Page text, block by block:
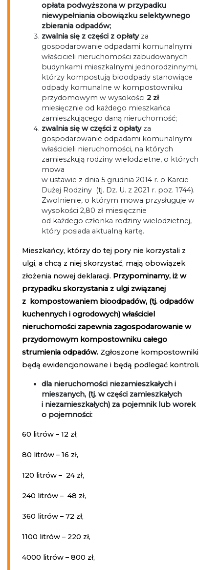
opłata podwyższona w przypadku
niewypełniania obowiązku selektywnego
zbierania odpadów;
zwalnia się z części z opłatyza
gospodarowanie odpadami komunalnymi
właścicieli nieruchomości zabudowanych
budynkami mieszkalnymi jednorodzinnymi,
którzy kompostują bioodpady stanowiące
odpady komunalne w kompostowniku
przydomowym w wysokości 2 zł
miesięcznie od każdego mieszkańca
zamieszkującego daną nieruchomość;
zwalnia się w części z opłatyza
gospodarowanie odpadami komunalnymi
właścicieli nieruchomości, na których
zamieszkują rodziny wielodzietne, o których
mowa
w ustawie z dnia 5 grudnia 2014 r. o Karcie
Dużej Rodziny (tj. Dz. U. z 2021 r. poz. 1744).
Zwolnienie, o którym mowa przysługuje w
wysokości 2,80 zł miesięcznie
od każdego członka rodziny wielodzietnej,
który posiada aktualną kartę.
Mieszkańcy, którzy do tej pory nie korzystali z
ulgi, a chcą z niej skorzystać, mają obowiązek
złożenia nowej deklaracji. Przypominamy, iż w
przypadku skorzystania z ulgi związanej
z kompostowaniem bioodpadów, (tj. odpadów
kuchennych i ogrodowych) właściciel
nieruchomości zapewnia zagospodarowanie w
przydomowym kompostowniku całego
strumienia odpadów.Zgłoszone kompostowniki
będą ewidencjonowane i będą podlegać kontroli.
dla nieruchomości niezamieszkałych i
mieszanych, (tj. w części zamieszkałych
i niezamieszkałych) za pojemnik lub worek
o pojemności:
60 litrów – 12 zł,
80 litrów – 16 zł,
120 litrów – 24 zł,
240 litrów – 48 zł,
360 litrów – 72 zł,
1100 litrów – 220 zł,
4000 litrów – 800 zł,